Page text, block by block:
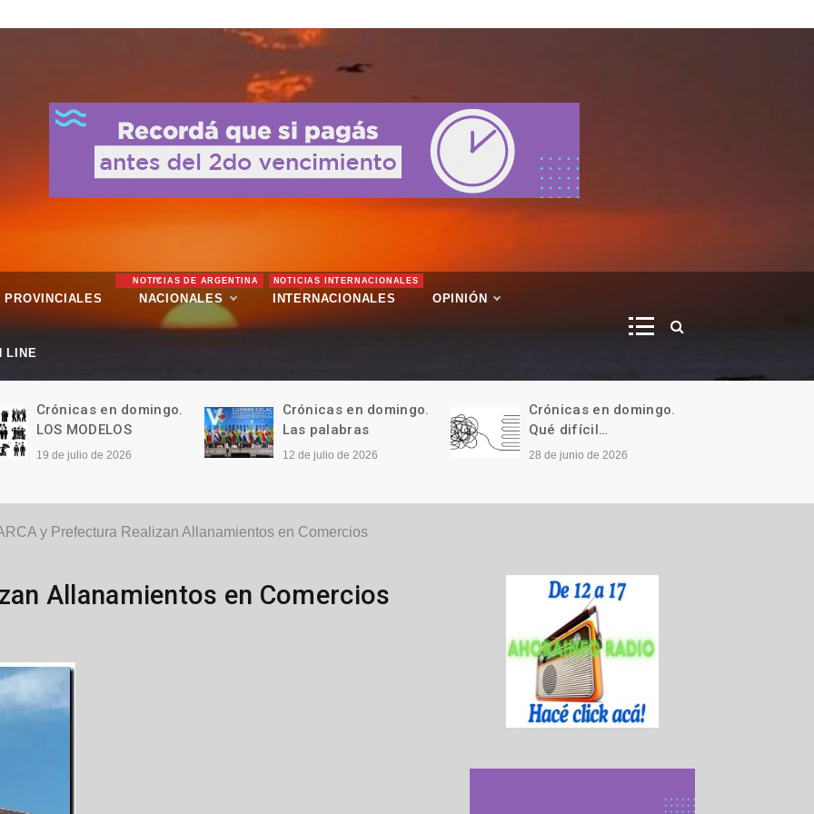
PROVINCIALES NACIONALES
NOTICIAS DE ARGENTINA
INTERNACIONALES
NOTICIAS INTERNACIONALES
OPINIÓN
LINE
Crónicas en domingo.
LOS MODELOS
19 de julio de 2026
Crónicas en domingo.
Las palabras
12 de julio de 2026
Crónicas en domingo.
Qué difícil…
28 de junio de 2026
y Prefectura Realizan Allanamientos en Comercios
Allanamientos en Comercios